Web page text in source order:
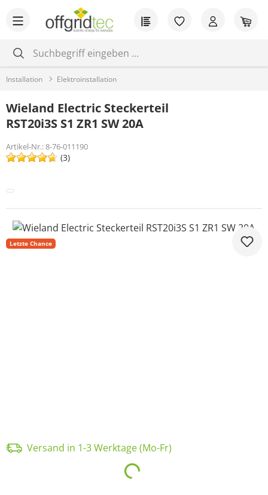
Zum Hauptinhalt springen Du hast 0
Installation Elektroinstallation
Wieland Electric Steckerteil
RST20i3S S1 ZR1 SW 20A
Artikel-Nr.:8-76-011190
(3)
Bildergalerie überspringen
Letzte Chance
Versand in 1-3 Werktage (Mo-Fr)
Loading...